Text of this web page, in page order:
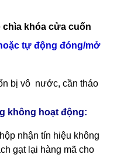
khóa cửa cuốn
tự động đóng/mở
bị vô nước, cần tháo
không hoạt động:
nhận tín hiệu không
gạt lại hàng mã cho